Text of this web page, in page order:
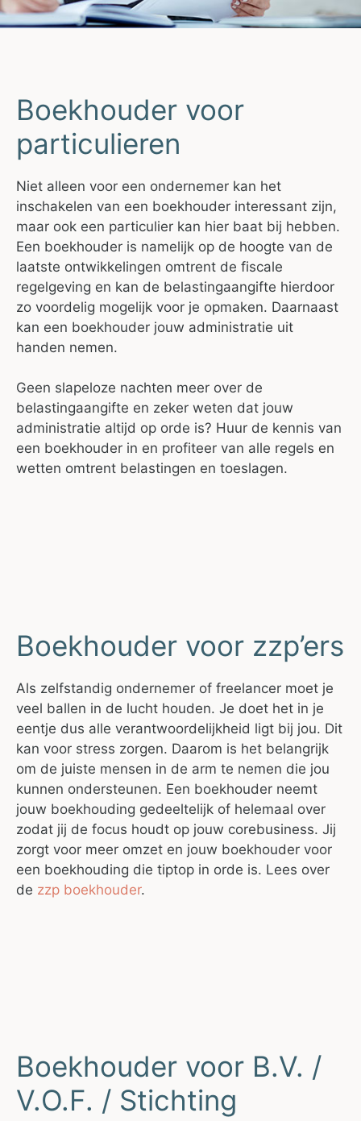
Boekhouder voor
particulieren
Niet alleen voor een ondernemer kan het
inschakelen van een boekhouder interessant zijn,
maar ook een particulier kan hier baat bij hebben.
Een boekhouder is namelijk op de hoogte van de
laatste ontwikkelingen omtrent de fiscale
regelgeving en kan de belastingaangifte hierdoor
zo voordelig mogelijk voor je opmaken. Daarnaast
kan een boekhouder jouw administratie uit
handen nemen.
Geen slapeloze nachten meer over de
belastingaangifte en zeker weten dat jouw
administratie altijd op orde is? Huur de kennis van
een boekhouder in en profiteer van alle regels en
wetten omtrent belastingen en toeslagen.
Boekhouder voor zzp’ers
Als zelfstandig ondernemer of freelancer moet je
veel ballen in de lucht houden. Je doet het in je
eentje dus alle verantwoordelijkheid ligt bij jou. Dit
kan voor stress zorgen. Daarom is het belangrijk
om de juiste mensen in de arm te nemen die jou
kunnen ondersteunen. Een boekhouder neemt
jouw boekhouding gedeeltelijk of helemaal over
zodat jij de focus houdt op jouw corebusiness. Jij
zorgt voor meer omzet en jouw boekhouder voor
een boekhouding die tiptop in orde is. Lees over
de zzp boekhouder.
Boekhouder voor B.V. /
V.O.F. / Stichting